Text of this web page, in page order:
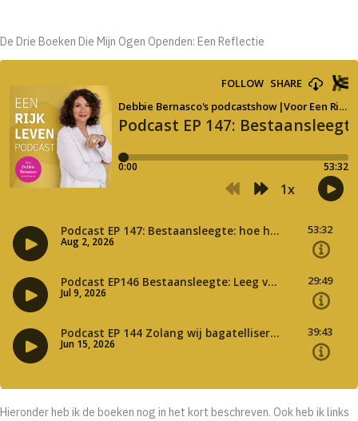
De Drie Boeken Die Mijn Ogen Openden: Een Reflectie
Hieronder heb ik de boeken nog in het kort beschreven. Ook heb ik links